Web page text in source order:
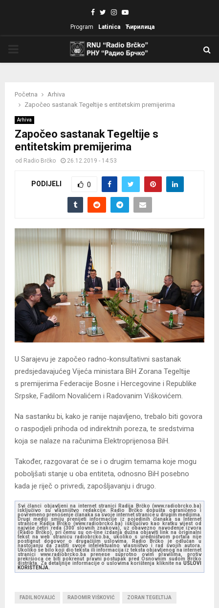
Facebook
TwitterInstagram
Youtube
Program Latinica Ћирилица
Početna
Arhiva
Započeo sastanak Tegeltije s entitetskim premijerima
Arhiva
Započeo sastanak Tegeltije s
entitetskim premijerima
od Radio Brčko 26.12.2019 - 14:53
PODIJELI 0
U Sarajevu je započeo radno-konsultativni sastanak
predsjedavajućeg Vijeća ministara BiH Zorana Tegeltije
s premijerima Federacije Bosne i Hercegovine i Republike
Srpske, Fadilom Novalićem i Radovanim Viškovićem.
Na sastanku bi, kako je ranije najavljeno, trebalo biti govora
o raspodjeli prihoda od indirektnih poreza, te sredstvima
koja se nalaze na računima Elektroprijenosa BiH.
Također, razgovarat će se i o drugim temama koje mogu
poboljšati stanje u oba entiteta, odnosno BiH posebno
kada je riječ o privredi, zapošljavanju i drugo.
Svi članci objavljeni na internet stranici Radija Brčko (www.radiobrcko.ba)
isključivo su vlasništvo redakcije. Radio Brčko dopušta ograničeno i
povremeno prenošenje članaka sa svoje internet stranice u drugim medijima.
Drugi mediji smiju prenijeti informacije iz pojedinih članaka sa Internet
stranice Radija Brčko (www.radiobrcko.ba) isključivo kao kratku vijest od
najviše četiri reda (300 slovnih znakova), uz obavezno navođenje izvora
(Radio Brčko), pri čemu su on-line izdanja dužna objaviti link na originalni
tekst na web stranicu radiobrcko.ba, ukoliko s uredništvom portala nije
postignut dogovor o drugačijim uslovima. Radio Brčko je odlučan u
nastojanju da zaštiti svoje intelektualno vlasništvo i rad svojih autora.
Ukoliko se bilo koji dio teksta ili informacija iz teksta objavljenog na internet
stranici www.radiobrcko.ba prenese suprotno ovim pravilima, protiv
prekršioca će biti pokrenut pravni postupak pred Osnovnim sudom Brčko
distrikta. Za detaljnije informacije o uslovima korištenja kliknite na USLOVI
KORIŠTENJA.
FADIL NOVALIĆ RADOMIR VIŠKOVIĆ ZORAN TEGELTIJA